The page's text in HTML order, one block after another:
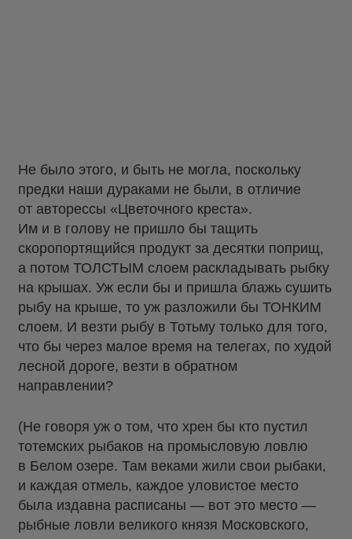
Не было этого, и быть не могла, поскольку
предки наши дураками не были, в отличие
от авторессы «Цветочного креста».
Им и в голову не пришло бы тащить
скоропортящийся продукт за десятки поприщ,
а потом ТОЛСТЫМ слоем раскладывать рыбку
на крышах. Уж если бы и пришла блажь сушить
рыбу на крыше, то уж разложили бы ТОНКИМ
слоем. И везти рыбу в Тотьму только для того,
что бы через малое время на телегах, по худой
лесной дороге, везти в обратном
направлении?
(Не говоря уж о том, что хрен бы кто пустил
тотемских рыбаков на промысловую ловлю
в Белом озере. Там веками жили свои рыбаки,
и каждая отмель, каждое уловистое место
была издавна расписаны — вот это место —
рыбные ловли великого князя Московского,